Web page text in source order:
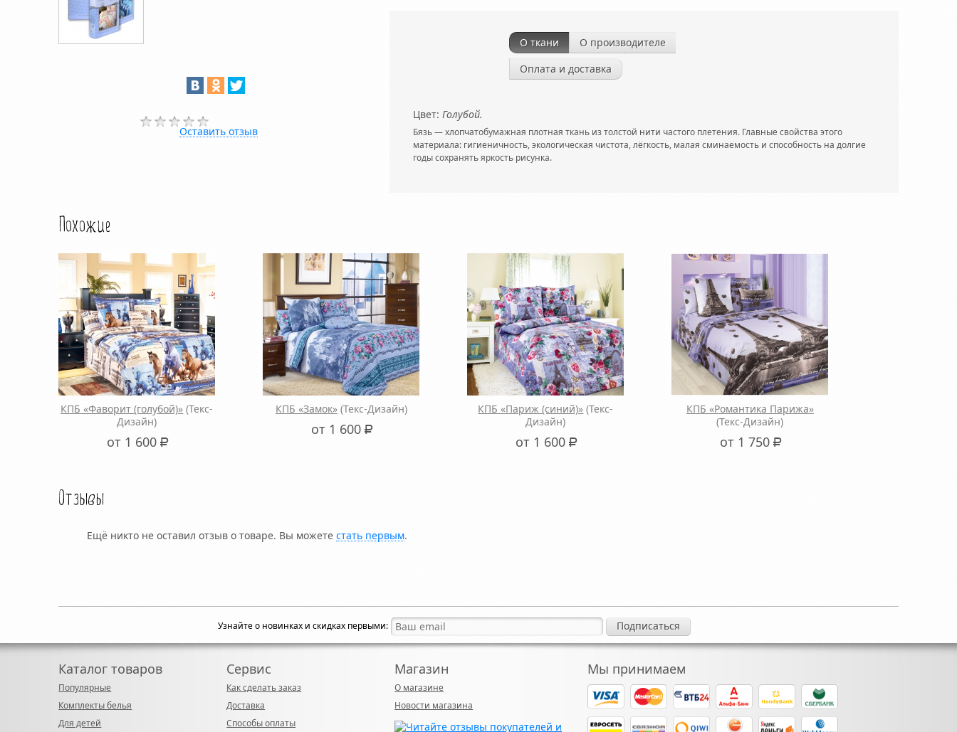
Оставить отзыв
О ткани
О производителе
Оплата и доставка
Цвет: Голубой.
Бязь — хлопчатобумажная плотная ткань из толстой нити частого плетения. Главные свойства этого
материала: гигиеничность, экологическая чистота, лёгкость, малая сминаемость и способность на долгие
годы сохранять яркость рисунка.
Похожие
КПБ «Фаворит (голубой)» (Текс-
Дизайн)
от 1 600 Р
КПБ «Замок» (Текс-Дизайн)
от 1 600 Р
КПБ «Париж (синий)» (Текс-
Дизайн)
от 1 600 Р
КПБ «Романтика Парижа»
(Текс-Дизайн)
от 1 750 Р
Отзывы
Ещё никто не оставил отзыв о товаре. Вы можетестать первым.
Узнайте о новинках и скидках первыми:
Каталог товаров
Популярные
Комплекты белья
Для детей
Сервис
Как сделать заказ
Доставка
Способы оплаты
Магазин
О магазине
Новости магазина
Мы принимаем